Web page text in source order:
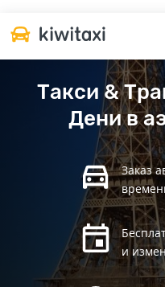
Такси &
Дени в
Заказ
и